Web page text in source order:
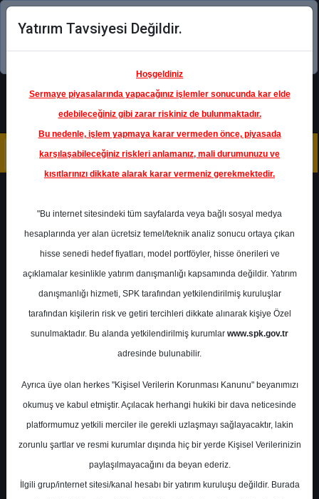
Şimdi uygulamayı indirin!
AKSEN- AKSA ENERJİ ÜRETİM
A.Ş.
Hedef Fiyat 69.30 ₺
Getiri
%0.00
1 5
Yatırım Tavsiyesi Değildir.
Hoşgeldiniz
Sermaye piyasalarında yapacağınız işlemler sonucunda kar elde
edebileceğiniz gibi zarar riskiniz de bulunmaktadır.
Bu nedenle, işlem yapmaya karar vermeden önce, piyasada
karşılaşabileceğiniz riskleri anlamanız, mali durumunuzu ve
kısıtlarınızı dikkate alarak karar vermeniz gerekmektedir.
"Bu internet sitesindeki tüm sayfalarda veya bağlı sosyal medya
hesaplarında yer alan ücretsiz temel/teknik analiz sonucu ortaya çıkan
hisse senedi hedef fiyatları, model portföyler, hisse önerileri ve
açıklamalar kesinlikle yatırım danışmanlığı kapsamında değildir. Yatırım
danışmanlığı hizmeti, SPK tarafından yetkilendirilmiş kuruluşlar
tarafından kişilerin risk ve getiri tercihleri dikkate alınarak kişiye Özel
sunulmaktadır. Bu alanda yetkilendirilmiş kurumlar www.spk.gov.tr
adresinde bulunabilir.
Ayrıca üye olan herkes "Kişisel Verilerin Korunması Kanunu" beyanımızı
okumuş ve kabul etmiştir. Açılacak herhangi hukiki bir dava neticesinde
platformumuz yetkili merciler ile gerekli uzlaşmayı sağlayacaktır, lakin
zorunlu şartlar ve resmi kurumlar dışında hiç bir yerde Kişisel Verilerinizin
paylaşılmayacağını da beyan ederiz.
İlgili grup/internet sitesi/kanal hesabı bir yatırım kuruluşu değildir. Burada